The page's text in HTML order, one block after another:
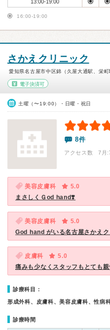
13:00-19:00
16:00-19:00
さかえクリニック
愛知県名古屋市中区錦（久屋大通駅、栄町
電子決済可
土曜（〜19:00）・日曜・祝日
8件
アクセス数 7月:
美容皮膚科
5.0
まさしくＧod hand❣️
美容皮膚科
5.0
God hand がいる名古屋さかえク
皮膚科
5.0
痛みも少なくスタッフもとても親
診療科目：
形成外科、皮膚科、美容皮膚科、性病
診療時間